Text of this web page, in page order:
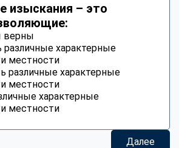
изыскания – это
верны
различные характерные
местности
различные характерные
местности
характерные
местности
Далее